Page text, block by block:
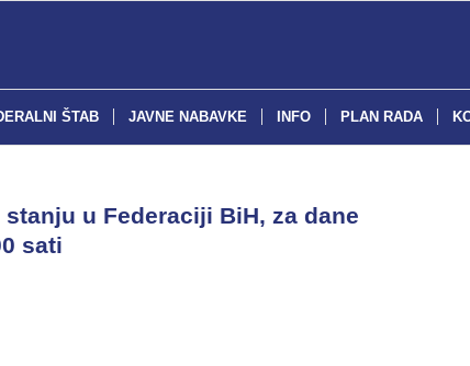
ŠTAB JAVNE NABAVKE INFO PLAN RADA
u Federaciji BiH, za dane
sati